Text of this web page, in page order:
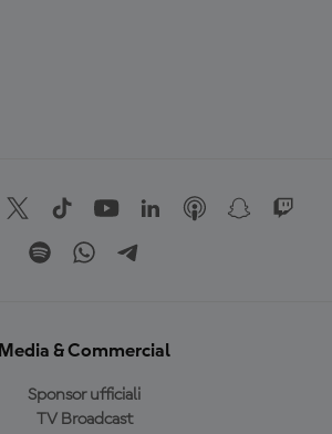
Media & Commercial
Sponsor ufficiali
TV Broadcast